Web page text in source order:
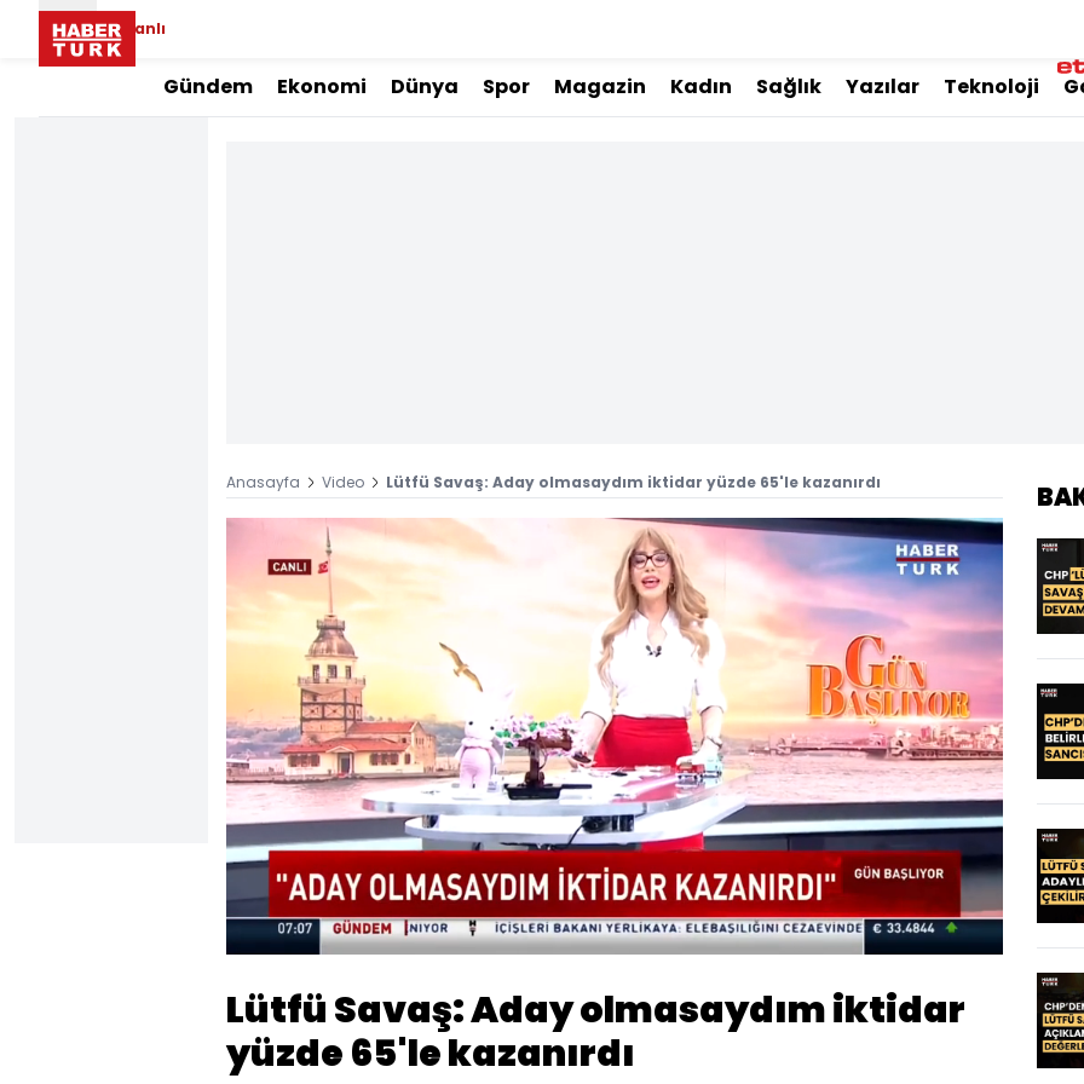
Canlı
Gündem Ekonomi Dünya Spor Magazin Kadın Sağlık Yazılar Teknoloji
Anasayfa Video Lütfü Savaş: Aday olmasaydım iktidar yüzde 65'le kazanırdı
Sesi
Aç
Yüklendi:
Oynatma
Lütfü Savaş: Aday olmasaydım iktidar
yüzde 65'le kazanırdı